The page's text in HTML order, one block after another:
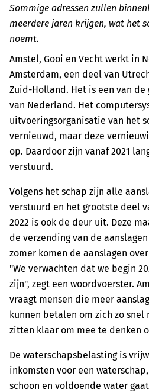
Sommige adressen zullen
meerdere jaren krijgen, wat het
noemt.
Amstel, Gooi en Vecht werkt in
Amsterdam, een deel van
Zuid-Holland. Het is een van
van Nederland. Het
uitvoeringsorganisatie van het
vernieuwd, maar deze
op. Daardoor zijn vanaf 2021
verstuurd.
Volgens het schap zijn alle
verstuurd en het grootste deel
2022 is ook de deur uit. Deze
de verzending van de
zomer komen de aanslagen
"We verwachten dat we begin
zijn", zegt een woordvoerster.
vraagt mensen die meer
kunnen betalen om zich zo
zitten klaar om mee te denken
De waterschapsbelasting is
inkomsten voor een
schoon en voldoende water